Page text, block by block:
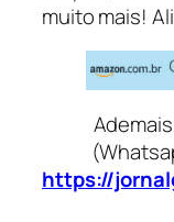
muito mais!
https://